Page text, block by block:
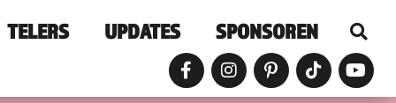
TELERS UPDATES SPONSOREN